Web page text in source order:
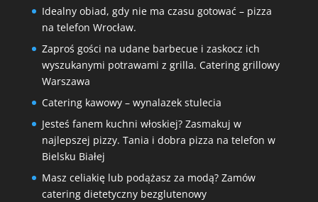
Idealny obiad, gdy nie ma czasu gotować – pizza
na telefon Wrocław.
Zaproś gości na udane barbecue i zaskocz ich
wyszukanymi potrawami z grilla. Catering grillowy
Warszawa
Catering kawowy – wynalazek stulecia
Jesteś fanem kuchni włoskiej? Zasmakuj w
najlepszej pizzy. Tania i dobra pizza na telefon w
Bielsku Białej
Masz celiakię lub podążasz za modą? Zamów
catering dietetyczny bezglutenowy